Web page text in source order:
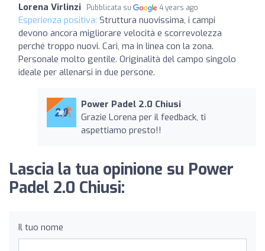
Lorena Virlinzi Pubblicata su 4 years ago
Esperienza positiva: Struttura nuovissima, i campi
devono ancora migliorare velocità e scorrevolezza
perché troppo nuovi. Cari, ma in linea con la zona.
Personale molto gentile. Originalità del campo singolo
ideale per allenarsi in due persone.
Power Padel 2.0 Chiusi
Grazie Lorena per il feedback, ti
aspettiamo presto!!
Lascia la tua opinione su Power
Padel 2.0 Chiusi:
Il tuo nome